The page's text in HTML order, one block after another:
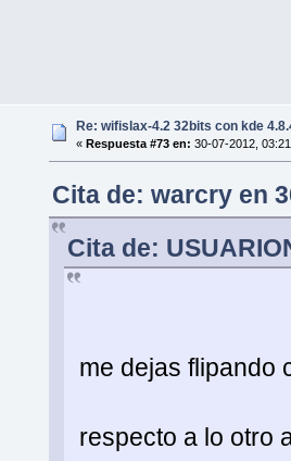
Re: wifislax-4.2 32bits con kde
« Respuesta #73 en: 30-07-2012,
Cita de: warcry en
Cita de:
me dejas flipando
respecto a lo otro